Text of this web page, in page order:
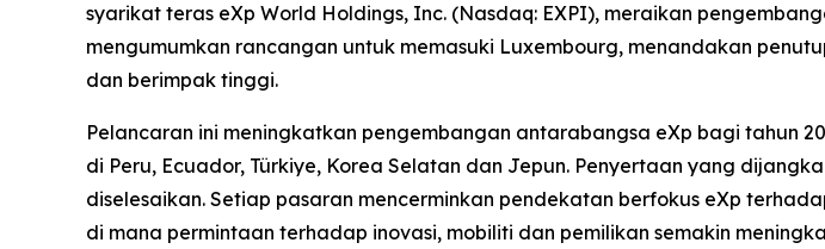
syarikat teras eXp World Holdings, Inc. (Nasdaq: EXPI), meraikan
mengumumkan rancangan untuk memasuki Luxembourg, menandakan
dan berimpak tinggi.
Pelancaran ini meningkatkan pengembangan antarabangsa eXp bagi tahun
di Peru, Ecuador, Türkiye, Korea Selatan dan Jepun. Penyertaan yang
diselesaikan. Setiap pasaran mencerminkan pendekatan berfokus eXp
di mana permintaan terhadap inovasi, mobiliti dan pemilikan semakin